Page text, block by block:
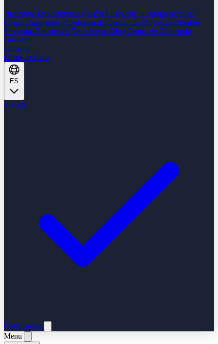
Nearshore Development ¿Qué tan listo está tu equipo para IA?
Cómo Trabajamos Plataforma de Gestión de Proyectos Desafíos
Preguntas Frecuentes Tecnologías Blog Centro de Contenido
Glosario
Carreras
Casos de Éxito
EN ES
Contáctanos
Menu